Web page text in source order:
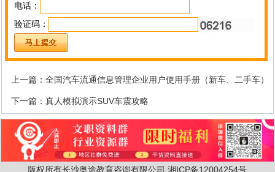
电话：
验证码：
上一篇： 全国汽车流通信息管理企业用户使用手册（新车、二手车）
下一篇： 真人模拟演示SUV车震攻略
版权所有长沙奥途教育咨询有限公司 湘ICP备12004254号